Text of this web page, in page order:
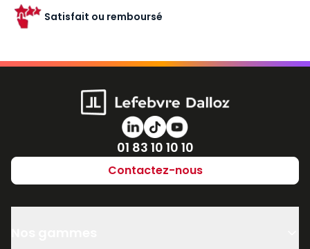
Satisfait ou remboursé
Numéro de téléphone
01 83 10 10 10
Contactez-nous